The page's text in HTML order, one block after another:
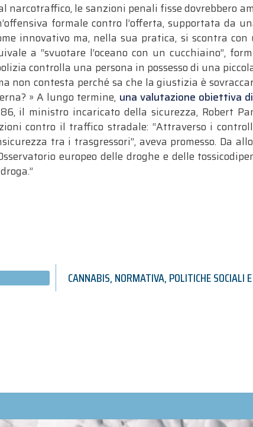
narcotraffico, le sanzioni penali fisse dovrebbero
formale contro l’offerta, supportata da
innovativo ma, nella sua pratica, si scontra
a “svuotare l’oceano con un cucchiaino”,
controlla una persona in possesso di una
non contesta perché sa che la giustizia è
» A lungo termine, una valutazione obiettiva
il ministro incaricato della sicurezza, Robert
contro il traffico stradale: “Attraverso i
tra i trasgressori”, aveva promesso. Da
europeo delle droghe e delle
CANNABIS,NORMATIVA,POLITICHE SOCIALI